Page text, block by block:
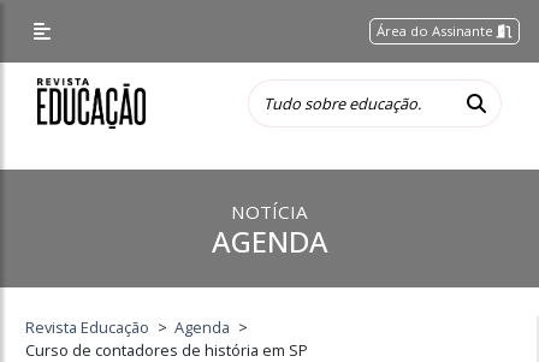
Área do Assinante
NOTÍCIA
AGENDA
Revista Educação > Agenda >
Curso de contadores de história em SP